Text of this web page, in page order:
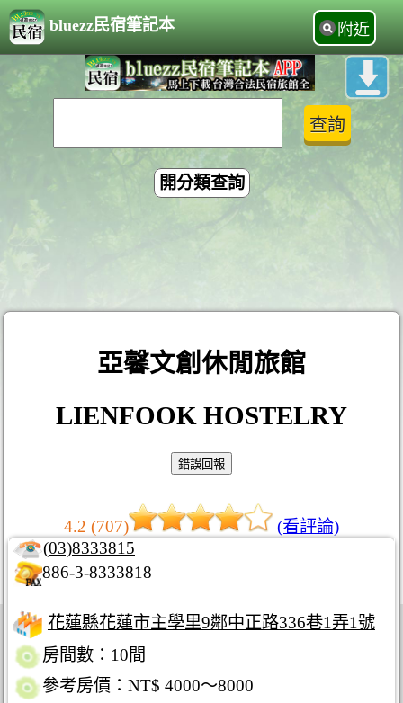
bluezz民宿筆記本 附近
開分類查詢
亞馨文創休閒旅館
LIENFOOK HOSTELRY
4.2 (707)
(看評論)
(03)8333815
886-3-8333818
花蓮縣花蓮市主學里9鄰中正路336巷1弄1號
房間數：10間
參考房價：NT$ 4000～8000